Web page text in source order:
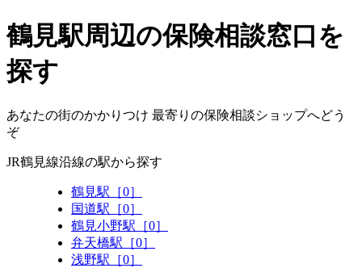
鶴見駅周辺の保険相談窓口を
探す
あなたの街のかかりつけ 最寄りの保険相談ショップへどう
ぞ
JR鶴見線沿線の駅から探す
鶴見駅［0］
国道駅［0］
鶴見小野駅［0］
弁天橋駅［0］
浅野駅［0］